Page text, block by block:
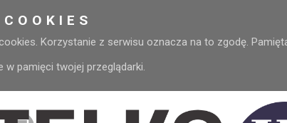
Korzystanie z serwisu oznacza na to zgodę.
pamięci twojej przeglądarki.